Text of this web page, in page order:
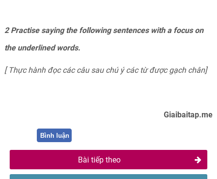
2 Practise saying the following sentences with a focus on
the underlined words.
[ Thực hành đọc các câu sau chú ý các từ được gạch chân]
Giaibaitap.me
Bình luận
Bài tiếp theo